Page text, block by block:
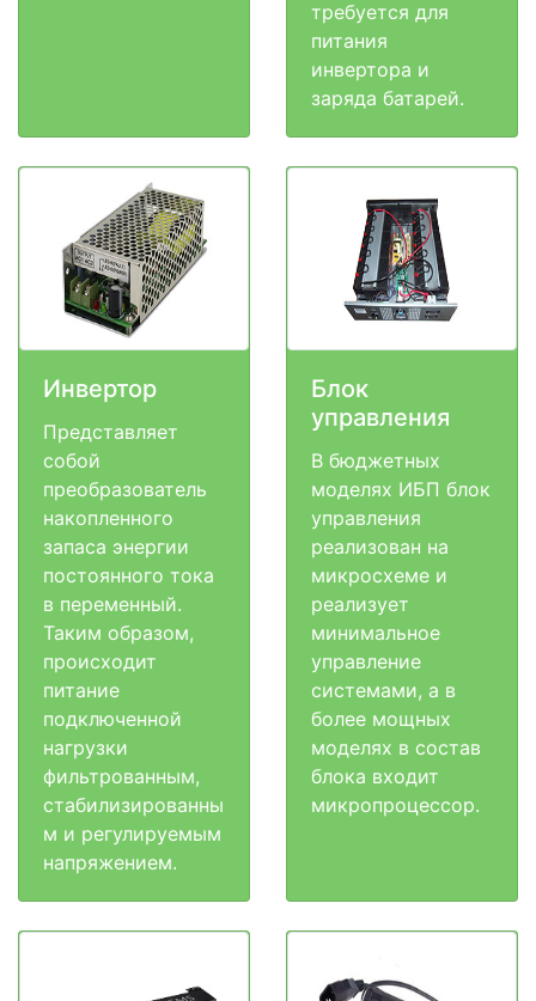
требуется для
питания
инвертора и
заряда батарей.
Инвертор
Представляет
собой
преобразователь
накопленного
запаса энергии
постоянного тока
в переменный.
Таким образом,
происходит
питание
подключенной
нагрузки
фильтрованным,
стабилизированны
м и регулируемым
напряжением.
Блок
управления
В бюджетных
моделях ИБП блок
управления
реализован на
микросхеме и
реализует
минимальное
управление
системами, а в
более мощных
моделях в состав
блока входит
микропроцессор.